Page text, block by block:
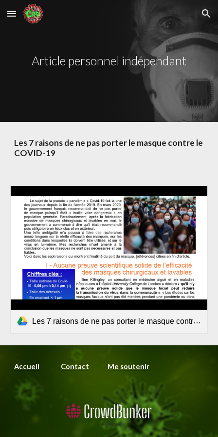
Skip to main content Skip to navigation
Article personnel indépendant
Les 7 raisons de ne pas porter le masque contre le
COVID-19
Les 7 raisons de ne pas porter le masque contre le Covid-19 - article.pdf
Accueil Contact Me soutenir